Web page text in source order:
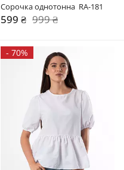
Сорочка однотонна  RA-181
599 ₴ 999 ₴
- 70%